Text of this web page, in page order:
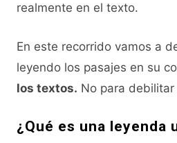
realmente en el texto.
En este recorrido vamos a
leyendo los pasajes en su
los textos. No para
¿Qué es una leyenda